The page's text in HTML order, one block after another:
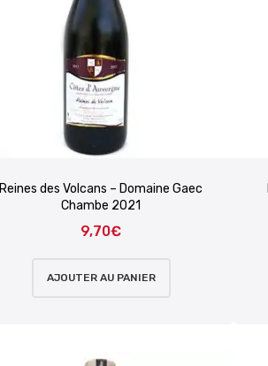
Reines des Volcans – Domaine Gaec
Chambe 2021
9,70€
AJOUTER AU PANIER